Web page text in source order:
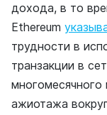
дохода, в то
Ethereum
трудности в
транзакции в
ажиотажа